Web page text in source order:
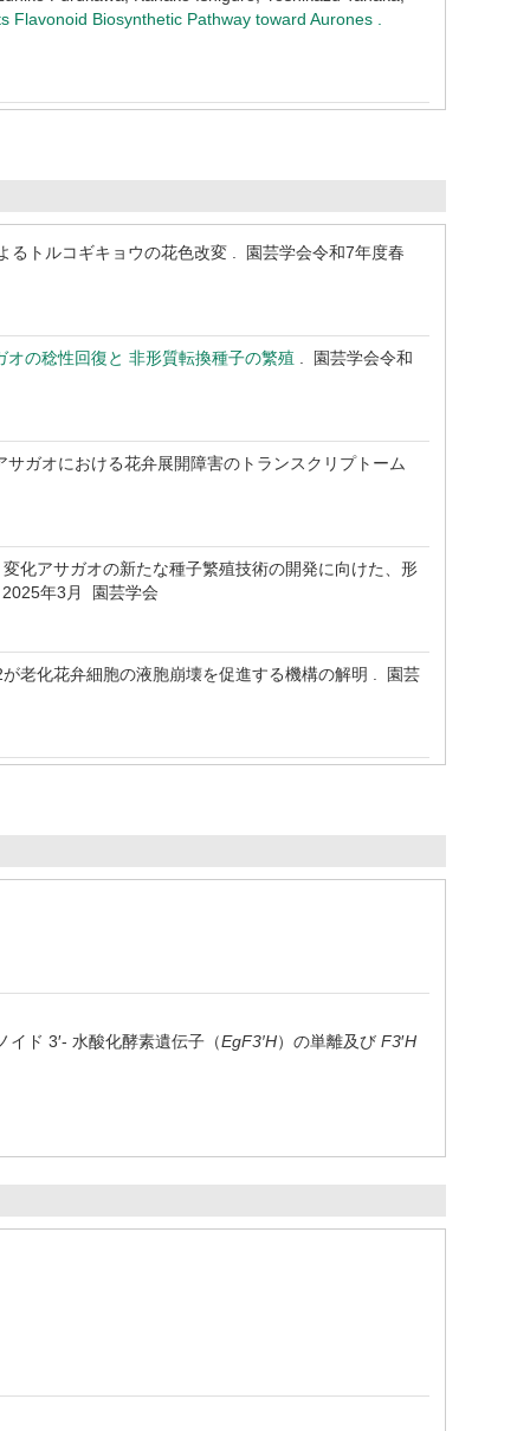
Biosynthetic Pathway toward Aurones .
るトルコギキョウの花色改変 . 園芸学会令和7年度春
の稔性回復と 非形質転換種子の繁殖 . 園芸学会令和
ガオにおける花弁展開障害のトランスクリプトーム
化アサガオの新たな種子繁殖技術の開発に向けた、形
年3月 園芸学会
老化花弁細胞の液胞崩壊を促進する機構の解明 . 園芸
ド 3′- 水酸化酵素遺伝子（EgF3′H）の単離及び F3′H